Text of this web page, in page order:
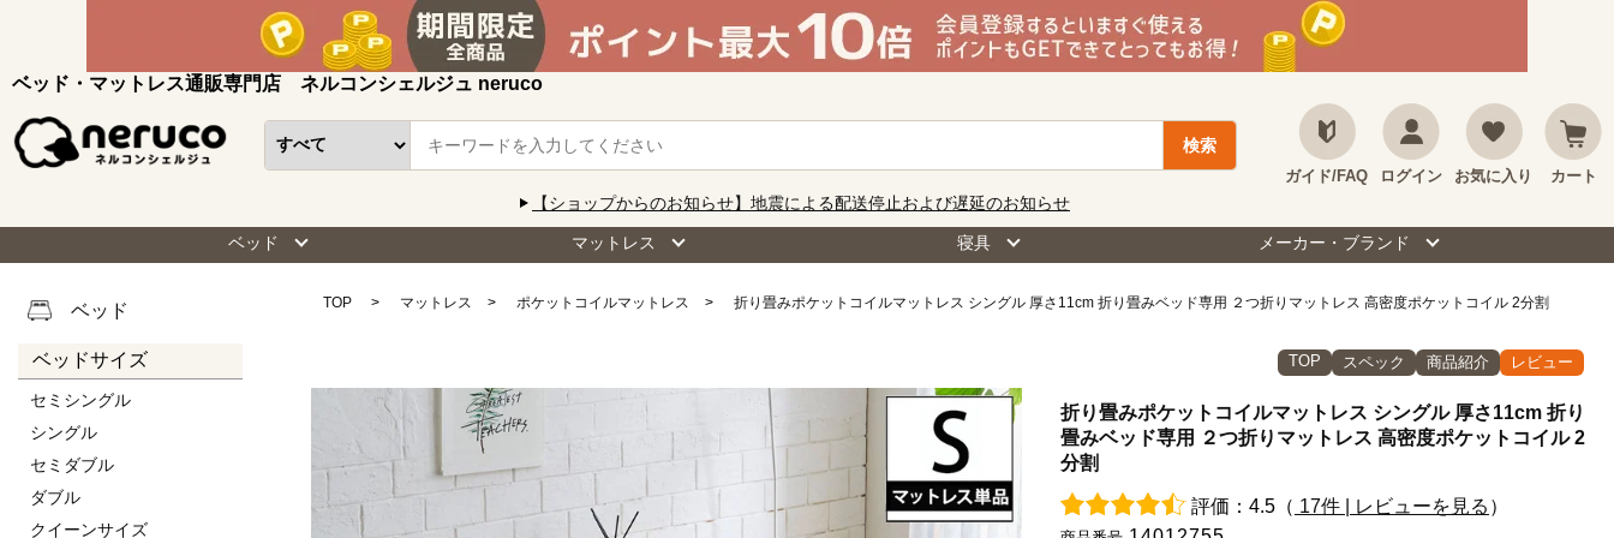
ベッド・マットレス通販専門店 ネルコンシェルジュ neruco
ガイド/FAQ ログイン お気に入り カート
【ショップからのお知らせ】地震による配送停止および遅延のお知らせ
ベッド マットレス 寝具 メーカー・ブランド
ベッド
ベッドサイズ
セミシングル
シングル
セミダブル
ダブル
クイーンサイズ
TOP マットレス ポケットコイルマットレス 折り畳みポケットコイルマットレス シングル 厚さ11cm 折り畳みベッド専用 ２つ折りマットレス 高密度ポケットコイル 2分割
TOP スペック 商品紹介 レビュー
折り畳みポケットコイルマットレス シングル 厚さ11cm 折り
畳みベッド専用 ２つ折りマットレス 高密度ポケットコイル 2
分割
評価：4.5（ 17件 | レビューを見る ）